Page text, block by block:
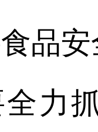
品
抓